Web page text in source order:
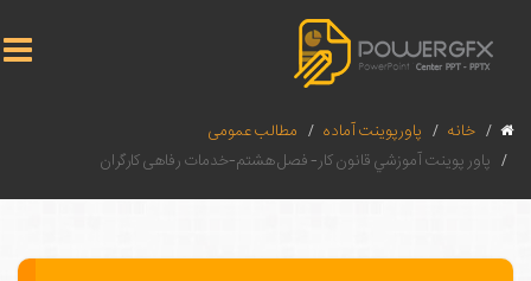
خانه پاورپوینت آماده
مطالب عمومی
پاور پوينت آموزشي قانون كار- فصل هشتم-خدمات رفاهی کارگران